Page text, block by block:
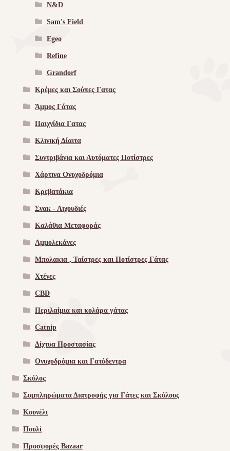
N&D
Sam's Field
Egeo
Refine
Grandorf
Κρέμες και Σούπες Γατας
Άμμος Γάτας
Παιχνίδια Γατας
Κλινική Δίαιτα
Συντριβάνια και Αυτόματες Ποτίστρες
Χάρτινα Ονυχοδρόμια
Κρεβατάκια
Σνακ - Λιχουδιές
Καλάθια Μεταφοράς
Αμμολεκάνες
Μπολακια , Ταίστρες και Ποτίστρες Γάτας
Χτένες
CBD
Περιλαίμια και κολάρα γάτας
Catnip
Δίχτυα Προστασίας
Ονυχοδρόμια και Γατόδεντρα
Σκύλος
Συμπληρώματα Διατροφής για Γάτες και Σκύλους
Κουνέλι
Πουλί
Προσφορές Bazaar